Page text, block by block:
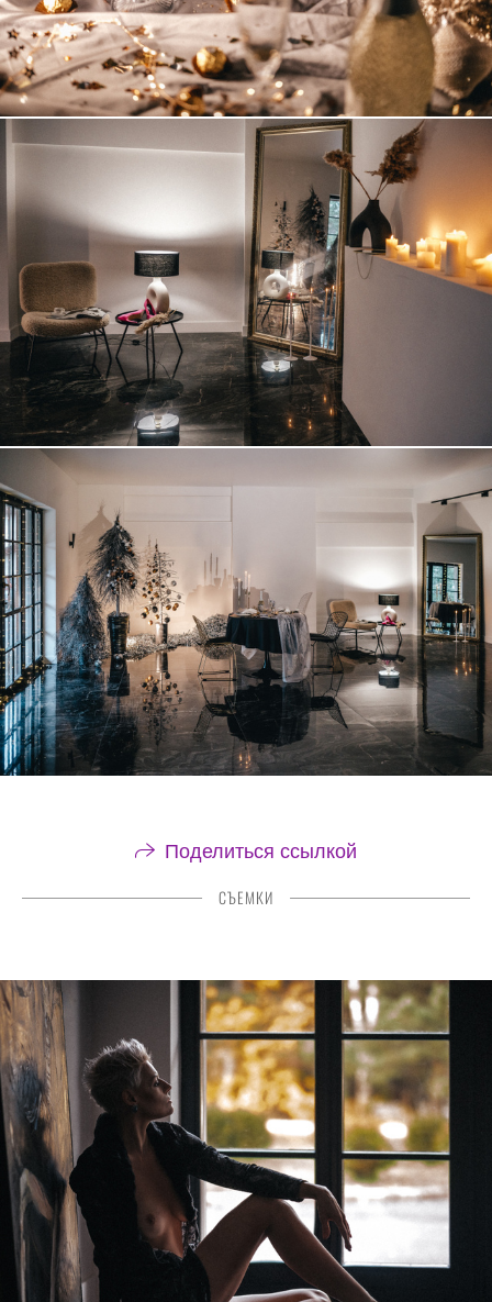
Поделиться ссылкой
СЪЕМКИ